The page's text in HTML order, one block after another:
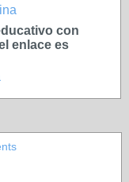
con
enlace es